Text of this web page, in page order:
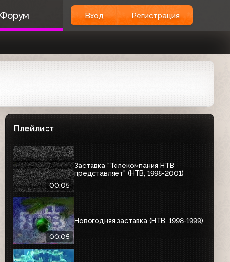
Форум Вход Регистрация
Плейлист
00:05
Заставка "Телекомпания НТВ
представляет" (НТВ, 1998-2001)
00:05
Новогодняя заставка (НТВ, 1998-1999)